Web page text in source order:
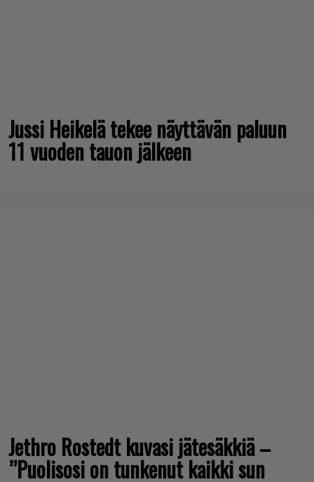
Jussi Heikelä tekee näyttävän paluun
11 vuoden tauon jälkeen
Jethro Rostedt kuvasi jätesäkkiä –
”Puolisosi on tunkenut kaikki sun